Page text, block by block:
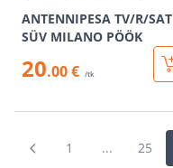
ANTENNIPESA TV/R/SAT
SÜV MILANO PÖÖK
20.00 € /tk
1 ... 25